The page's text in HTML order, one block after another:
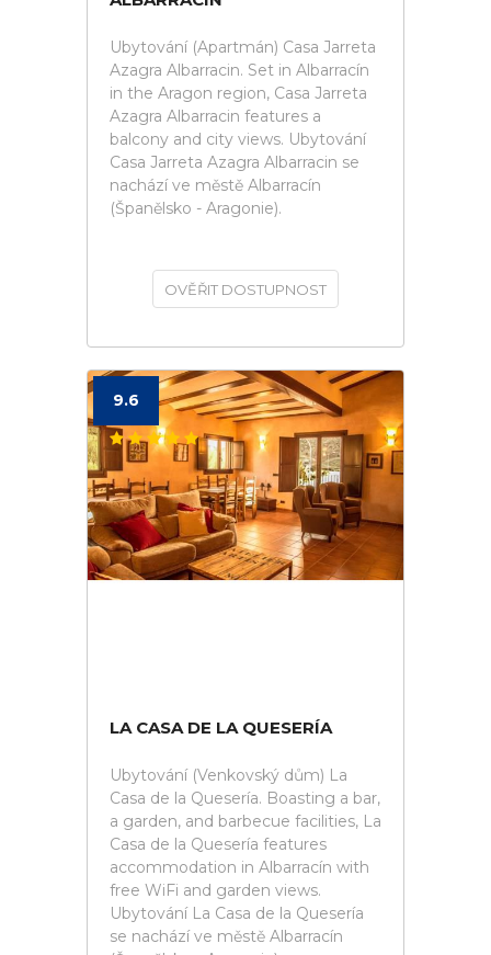
Ubytování (Apartmán) Casa Jarreta
Azagra Albarracin. Set in Albarracín
in the Aragon region, Casa Jarreta
Azagra Albarracin features a
balcony and city views. Ubytování
Casa Jarreta Azagra Albarracin se
nachází ve městě Albarracín
(Španělsko - Aragonie).
OVĚŘIT DOSTUPNOST
9.6
LA CASA DE LA QUESERÍA
Ubytování (Venkovský dům) La
Casa de la Quesería. Boasting a bar,
a garden, and barbecue facilities, La
Casa de la Quesería features
accommodation in Albarracín with
free WiFi and garden views.
Ubytování La Casa de la Quesería
se nachází ve městě Albarracín